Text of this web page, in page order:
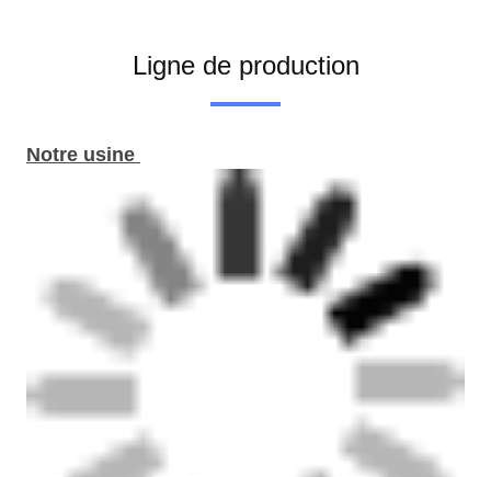
Ligne de production
Notre usine